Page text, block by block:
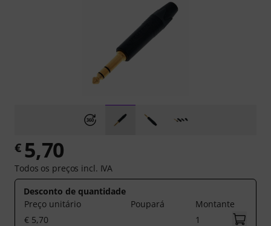
€ 5,70
Todos os preços incl. IVA
Desconto de quantidade
Preço unitário
Poupará
Montante
€ 5,70
1